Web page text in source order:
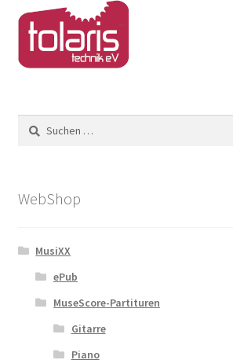
Suchen
nach:
WebShop
MusiXX
ePub
MuseScore-Partituren
Gitarre
Piano